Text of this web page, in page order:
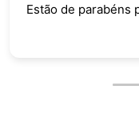
Estão de parabéns